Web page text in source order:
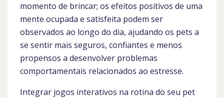
momento de brincar; os efeitos positivos de uma
mente ocupada e satisfeita podem ser
observados ao longo do dia, ajudando os pets a
se sentir mais seguros, confiantes e menos
propensos a desenvolver problemas
comportamentais relacionados ao estresse.
Integrar jogos interativos na rotina do seu pet